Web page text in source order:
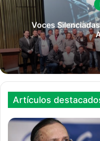
Voces
Artículos